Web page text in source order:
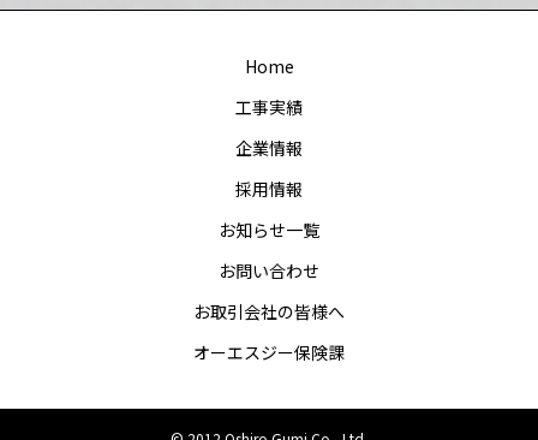
Home
工事実績
企業情報
採用情報
お知らせ一覧
お問い合わせ
お取引会社の皆様へ
オーエスジー保険課